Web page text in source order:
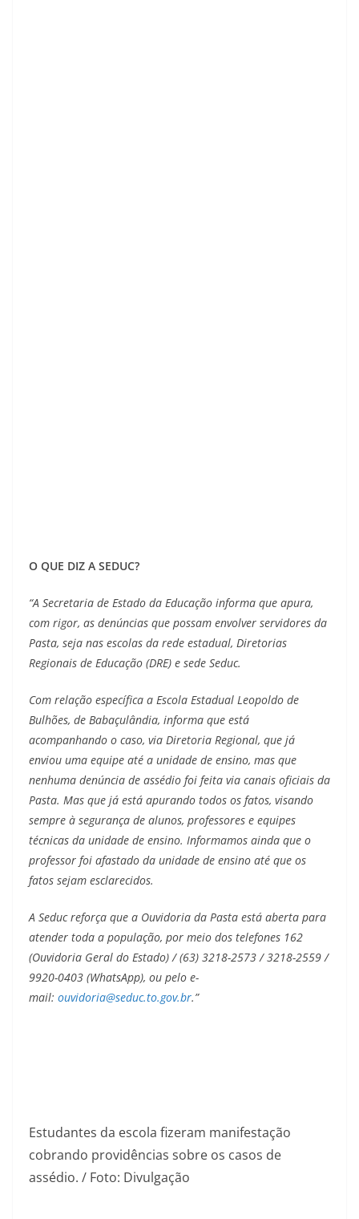
O QUE DIZ A SEDUC?
“A Secretaria de Estado da Educação informa que apura,
com rigor, as denúncias que possam envolver servidores da
Pasta, seja nas escolas da rede estadual, Diretorias
Regionais de Educação (DRE) e sede Seduc.
Com relação específica a Escola Estadual Leopoldo de
Bulhões, de Babaçulândia, informa que está
acompanhando o caso, via Diretoria Regional, que já
enviou uma equipe até a unidade de ensino, mas que
nenhuma denúncia de assédio foi feita via canais oficiais da
Pasta. Mas que já está apurando todos os fatos, visando
sempre à segurança de alunos, professores e equipes
técnicas da unidade de ensino. Informamos ainda que o
professor foi afastado da unidade de ensino até que os
fatos sejam esclarecidos.
A Seduc reforça que a Ouvidoria da Pasta está aberta para
atender toda a população, por meio dos telefones 162
(Ouvidoria Geral do Estado) / (63) 3218-2573 / 3218-2559 /
9920-0403 (WhatsApp), ou pelo e-
mail: ouvidoria@seduc.to.gov.br.”
Estudantes da escola fizeram manifestação
cobrando providências sobre os casos de
assédio. / Foto: Divulgação